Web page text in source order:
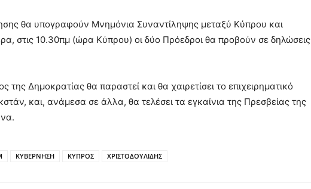
θα υπογραφούν Μνημόνια Συναντίληψης μεταξύ Κύπρου και
στις 10.30πμ (ώρα Κύπρου) οι δύο Πρόεδροι θα προβούν σε δηλώσεις
Δημοκρατίας θα παραστεί και θα χαιρετίσει το επιχειρηματικό
και, ανάμεσα σε άλλα, θα τελέσει τα εγκαίνια της Πρεσβείας της
ΚΥΒΕΡΝΗΣΗ ΚΥΠΡΟΣ ΧΡΙΣΤΟΔΟΥΛΙΔΗΣ